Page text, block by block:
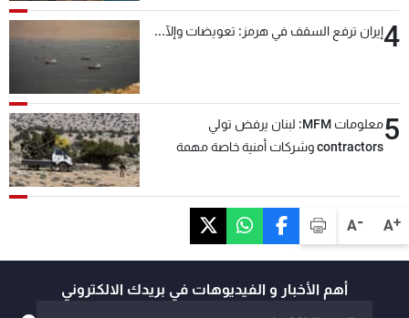
A+
A-
4إيران ترفع السقف في هرمز: تعويضات وإلّا...
5
معلومات MFM: لبنان يرفض تولي
contractors وشركات أمنية خاصة مهمة
أهم الأخبار و الفيديوهات في بريدك الالكتروني